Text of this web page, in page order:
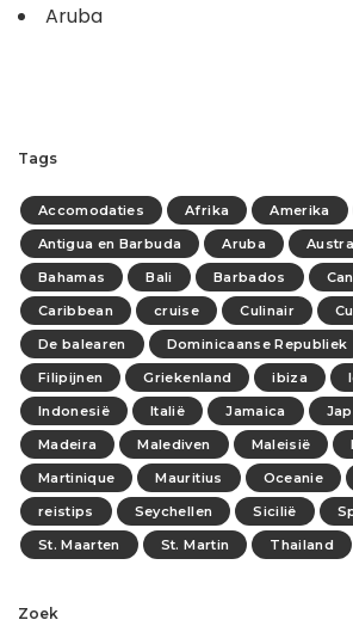
Aruba
Tags
Accomodaties Afrika Amerika
Antigua en Barbuda
Aruba
Bahamas
Bali Barbados
Caribbean
cruise Culinair
De balearen
Dominicaanse Republiek
Filipijnen
Griekenland ibiza
Indonesië
Italië Jamaica
Madeira
Malediven Maleisië
Martinique
Mauritius Oceanie
reistips
Seychellen Sicilië
St. Maarten
St. Martin Thailand
Zoek